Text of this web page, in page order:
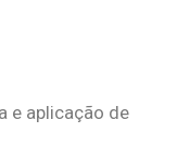
Física
e aplicação de